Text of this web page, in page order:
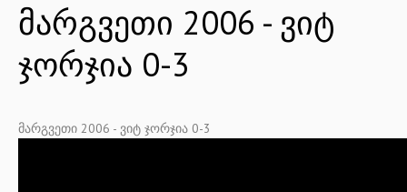
მარგვეთი 2006 - ვიტ
ჯორჯია 0-3
მარგვეთი 2006 - ვიტ ჯორჯია 0-3